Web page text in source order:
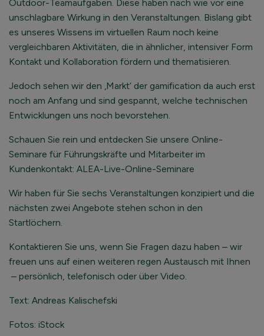
Outdoor-Teamaufgaben. Diese haben nach wie vor eine
unschlagbare Wirkung in den Veranstaltungen. Bislang gibt
es unseres Wissens im virtuellen Raum noch keine
vergleichbaren Aktivitäten, die in ähnlicher, intensiver Form
Kontakt und Kollaboration fördern und thematisieren.
Jedoch sehen wir den ‚Markt‘ der gamification da auch erst
noch am Anfang und sind gespannt, welche technischen
Entwicklungen uns noch bevorstehen.
Schauen Sie rein und entdecken Sie unsere Online-
Seminare für Führungskräfte und Mitarbeiter im
Kundenkontakt: ALEA-Live-Online-Seminare
Wir haben für Sie sechs Veranstaltungen konzipiert und die
nächsten zwei Angebote stehen schon in den
Startlöchern.
Kontaktieren Sie uns, wenn Sie Fragen dazu haben – wir
freuen uns auf einen weiteren regen Austausch mit Ihnen
– persönlich, telefonisch oder über Video.
Text: Andreas Kalischefski
Fotos: iStock